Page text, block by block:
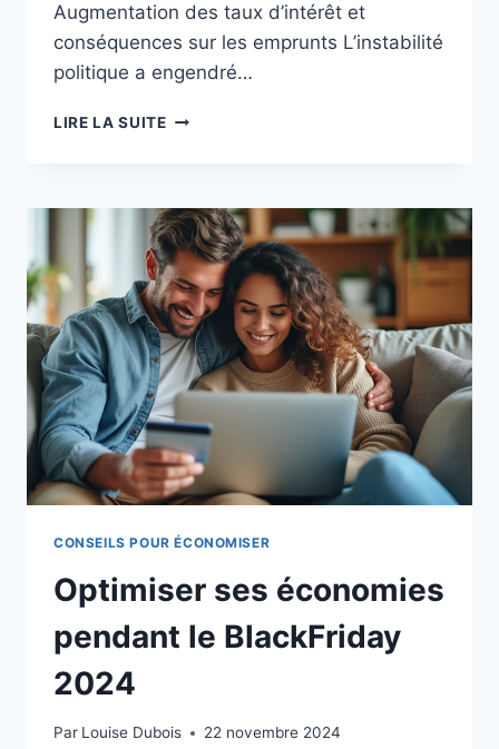
Augmentation des taux d’intérêt et
conséquences sur les emprunts L’instabilité
politique a engendré…
LIRE LA SUITECHUTE
CONSÉQUENCES
ÉCONOMIQUES
POUR
LES
FOYERS
FRANÇAIS
CONSEILS POUR ÉCONOMISER
Optimiser ses économies
pendant le BlackFriday
2024
Par Louise Dubois 22 novembre 2024